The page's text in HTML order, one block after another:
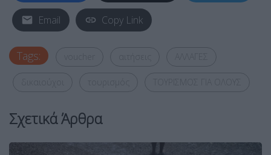
Email Copy Link
Tags:
Σχετικά Άρθρα